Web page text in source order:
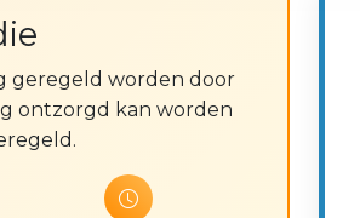
geregeld worden door
ontzorgd kan worden